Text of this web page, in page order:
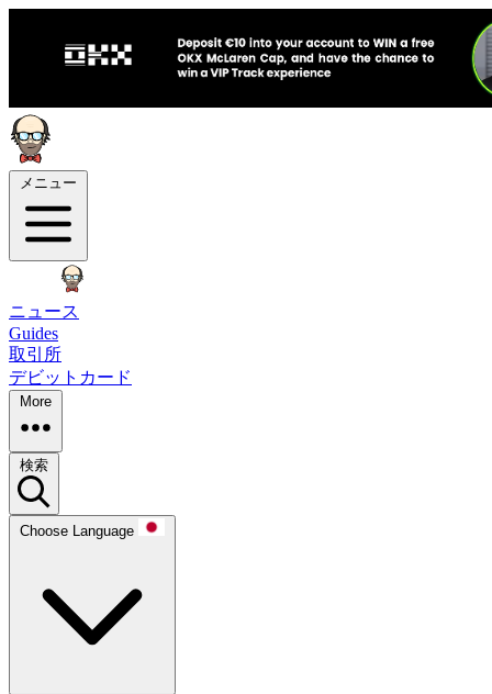
メニュー
ニュース
Guides
取引所
デビットカード
More
検索
Choose Language